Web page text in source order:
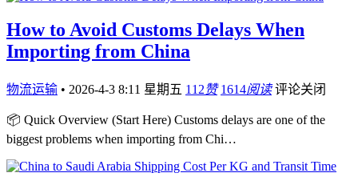
How to Avoid Customs Delays When
Importing from China
物流运输 • 2026-4-3 8:11 星期五 112赞 1614阅读 评论关闭
📦 Quick Overview (Start Here) Customs delays are one of the
biggest problems when importing from Chi…